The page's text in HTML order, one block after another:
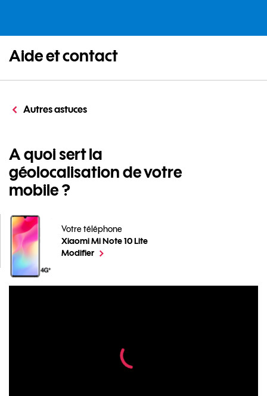
Aide et contact
Autres astuces
A quoi sert la
géolocalisation de votre
mobile ?
Votre téléphone
Xiaomi Mi Note 10 Lite
A quoi sert la géolocalisation de votre mobile ? pour
Modifierle téléphone sélectionné